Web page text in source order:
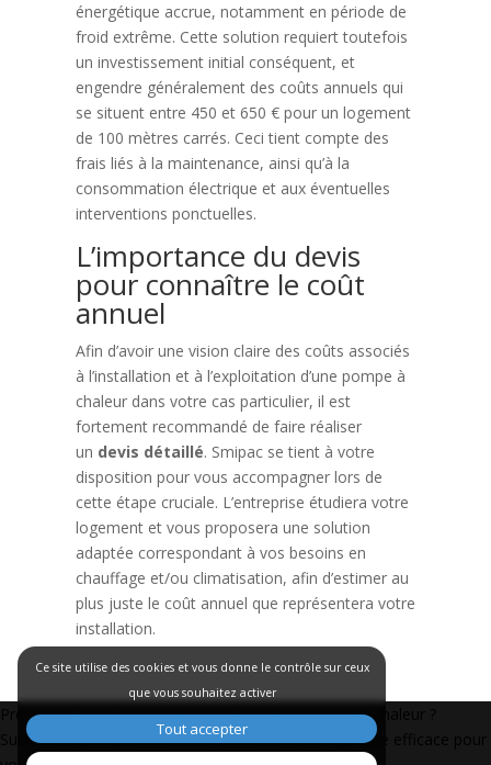
énergétique accrue, notamment en période de
froid extrême. Cette solution requiert toutefois
un investissement initial conséquent, et
engendre généralement des coûts annuels qui
se situent entre 450 et 650 € pour un logement
de 100 mètres carrés. Ceci tient compte des
frais liés à la maintenance, ainsi qu’à la
consommation électrique et aux éventuelles
interventions ponctuelles.
L’importance du devis
pour connaître le coût
annuel
Afin d’avoir une vision claire des coûts associés
à l’installation et à l’exploitation d’une pompe à
chaleur dans votre cas particulier, il est
fortement recommandé de faire réaliser
un devis détaillé. Smipac se tient à votre
disposition pour vous accompagner lors de
cette étape cruciale. L’entreprise étudiera votre
logement et vous proposera une solution
adaptée correspondant à vos besoins en
chauffage et/ou climatisation, afin d’estimer au
plus juste le coût annuel que représentera votre
installation.
Navigation
de
Précédent: Est-il judicieux d’opter pour une pompe à chaleur ?
Suivant: La pompe à chaleur : une solution énergétique efficace pour
Ce site utilise des cookies et vous donne le contrôle sur ceux
que vous souhaitez activer
Tout accepter